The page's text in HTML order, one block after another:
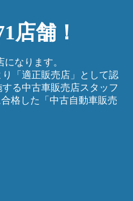
店舗！
なります。
「適正販売店」として認
る中古車販売店スタッフ
格した「中古自動車販売